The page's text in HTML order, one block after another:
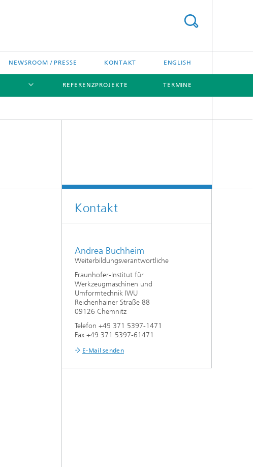
NEWSROOM / PRESSE KONTAKT ENGLISH
REFERENZPROJEKTE TERMINE
Kontakt
Andrea Buchheim
Weiterbildungsverantwortliche
Fraunhofer-Institut für
Werkzeugmaschinen und
Umformtechnik IWU
Reichenhainer Straße 88
09126 Chemnitz
Telefon +49 371 5397-1471
Fax +49 371 5397-61471
E-Mail senden